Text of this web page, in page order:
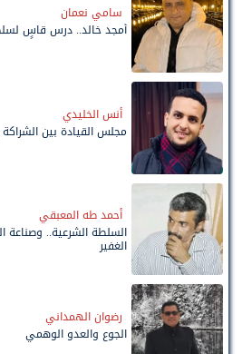
سامي نعمان
أمجد خالد.. درس قاسٍ
أنس الخليدي
مجلس القيادة بين
أحمد طه المعبقي
السلطة الشرعية.. وصناعة
الغفير
رضوان الهمداني
الجوع والعدو الوهمي